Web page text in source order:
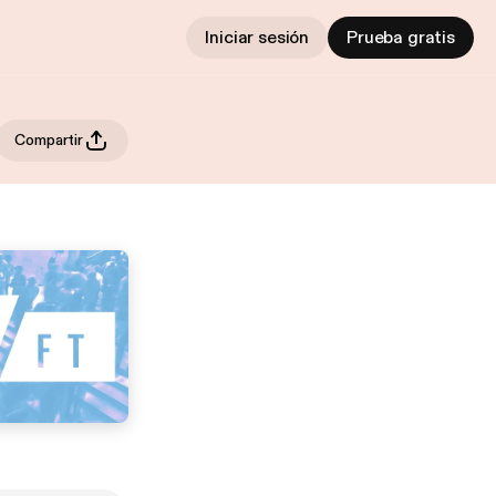
Iniciar sesión Prueba gratis
Compartir